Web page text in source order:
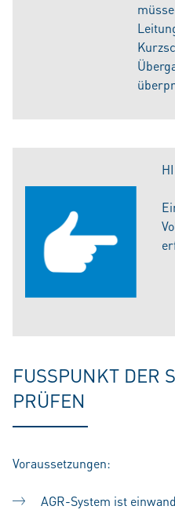
FUSSPUNKT DER
PRÜFEN
Voraussetzungen:
AGR-System ist